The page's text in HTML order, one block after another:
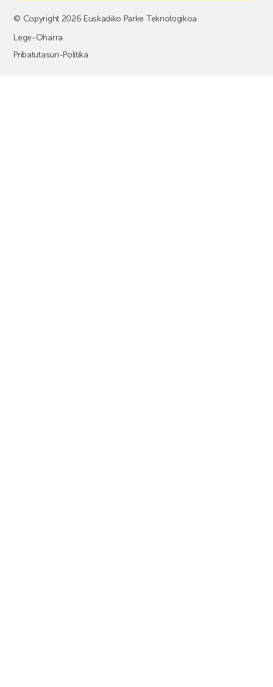
© Copyright 2026 Euskadiko Parke Teknologikoa
Lege-Oharra
Pribatutasun-Politika